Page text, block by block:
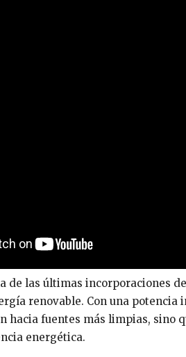
de las últimas incorporaciones de
renovable. Con una
hacia fuentes más limpias, sino
energética.